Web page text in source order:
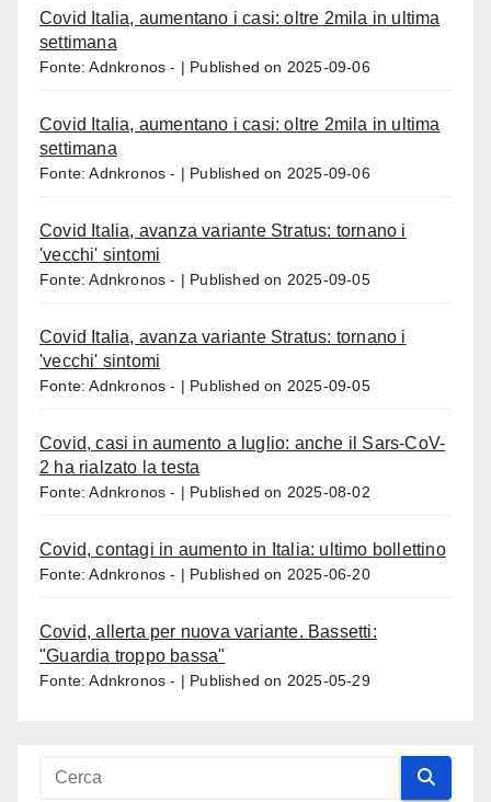
Covid Italia, aumentano i casi: oltre 2mila in ultima
settimana
Fonte: Adnkronos - Published on 2025-09-06
Covid Italia, aumentano i casi: oltre 2mila in ultima
settimana
Fonte: Adnkronos - Published on 2025-09-06
Covid Italia, avanza variante Stratus: tornano i
'vecchi' sintomi
Fonte: Adnkronos - Published on 2025-09-05
Covid Italia, avanza variante Stratus: tornano i
'vecchi' sintomi
Fonte: Adnkronos - Published on 2025-09-05
Covid, casi in aumento a luglio: anche il Sars-CoV-
2 ha rialzato la testa
Fonte: Adnkronos - Published on 2025-08-02
Covid, contagi in aumento in Italia: ultimo bollettino
Fonte: Adnkronos - Published on 2025-06-20
Covid, allerta per nuova variante. Bassetti:
"Guardia troppo bassa"
Fonte: Adnkronos - Published on 2025-05-29